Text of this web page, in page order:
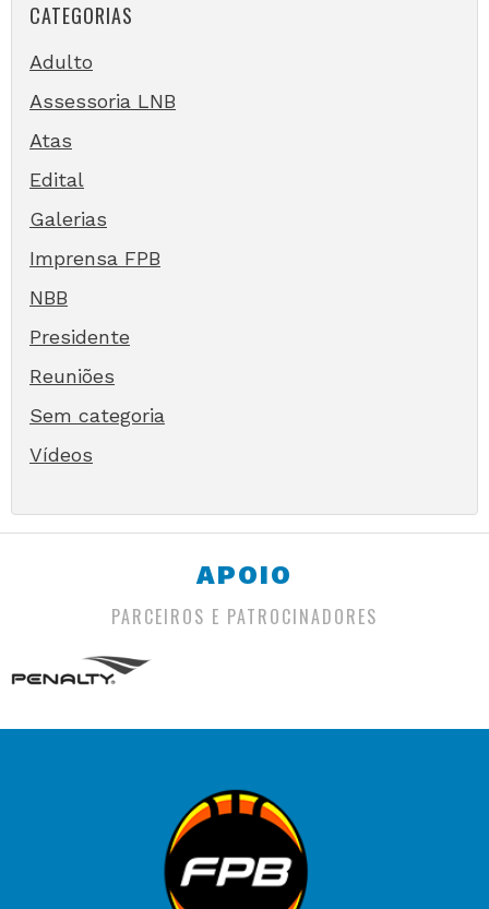
CATEGORIAS
Adulto
Assessoria LNB
Atas
Edital
Galerias
Imprensa FPB
NBB
Presidente
Reuniões
Sem categoria
Vídeos
APOIO
PARCEIROS E PATROCINADORES